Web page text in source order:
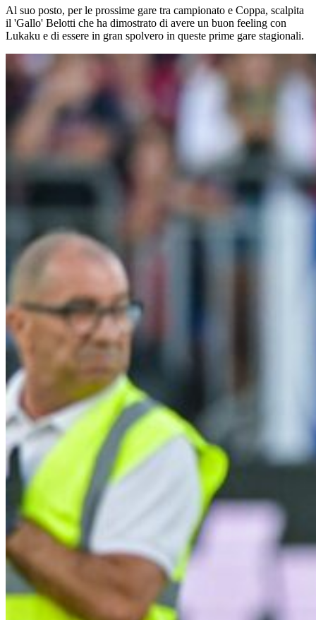
Al suo posto, per le prossime gare tra campionato e Coppa, scalpita
il 'Gallo' Belotti che ha dimostrato di avere un buon feeling con
Lukaku e di essere in gran spolvero in queste prime gare stagionali.